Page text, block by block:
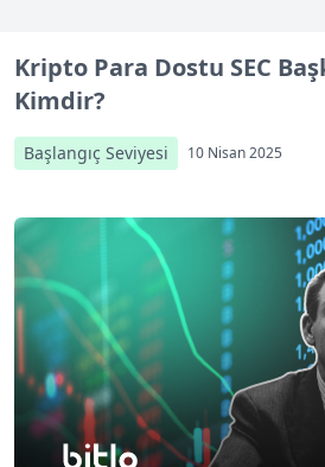
Kripto Para Dostu SEC
Kimdir?
Başlangıç Seviyesi 10 Nisan 2025